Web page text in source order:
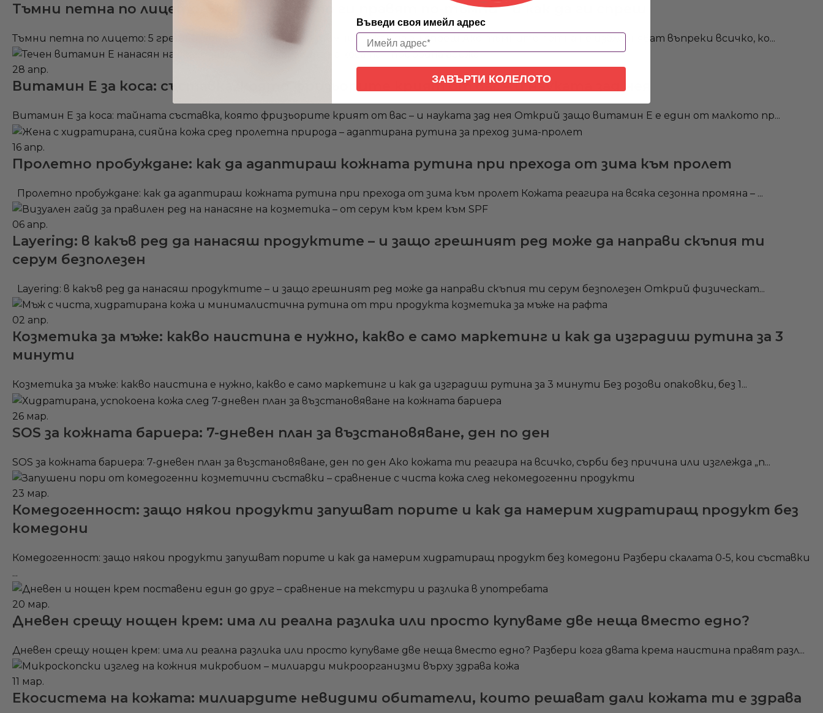
Тъмни петна по лицето: 5 грешки, които ги правят по-тъмни – и как да ги спреш
Тъмни петна по лицето: 5 грешки, които ги правят по-тъмни – и как да ги спреш Ако тъмните петна не избледняват въпреки всичко, ко...
28 апр.
Витамин Е за коса: съставка, която фризьорите крият от вас – и науката зад нея
Витамин Е за коса: тайната съставка, която фризьорите крият от вас – и науката зад нея Открий защо витамин Е е един от малкото пр...
16 апр.
Пролетно пробуждане: как да адаптираш кожната рутина при прехода от зима към пролет
Пролетно пробуждане: как да адаптираш кожната рутина при прехода от зима към пролет Кожата реагира на всяка сезонна промяна – ...
06 апр.
Layering: в какъв ред да нанасяш продуктите – и защо грешният ред може да направи скъпия ти
серум безполезен
Layering: в какъв ред да нанасяш продуктите – и защо грешният ред може да направи скъпия ти серум безполезен Открий физическат...
02 апр.
Козметика за мъже: какво наистина е нужно, какво е само маркетинг и как да изградиш рутина за 3
минути
Козметика за мъже: какво наистина е нужно, какво е само маркетинг и как да изградиш рутина за 3 минути Без розови опаковки, без 1...
26 мар.
SOS за кожната бариера: 7-дневен план за възстановяване, ден по ден
SOS за кожната бариера: 7-дневен план за възстановяване, ден по ден Ако кожата ти реагира на всичко, сърби без причина или изглежда „п...
23 мар.
Комедогенност: защо някои продукти запушват порите и как да намерим хидратиращ продукт без
комедони
Комедогенност: защо някои продукти запушват порите и как да намерим хидратиращ продукт без комедони Разбери скалата 0-5, кои съставки
...
20 мар.
Дневен срещу нощен крем: има ли реална разлика или просто купуваме две неща вместо едно?
Дневен срещу нощен крем: има ли реална разлика или просто купуваме две неща вместо едно? Разбери кога двата крема наистина правят разл...
11 мар.
Екосистема на кожата: милиардите невидими обитатели, които решават дали кожата ти е здрава
Въведи своя имейл адрес
ЗАВЪРТИ КОЛЕЛОТО